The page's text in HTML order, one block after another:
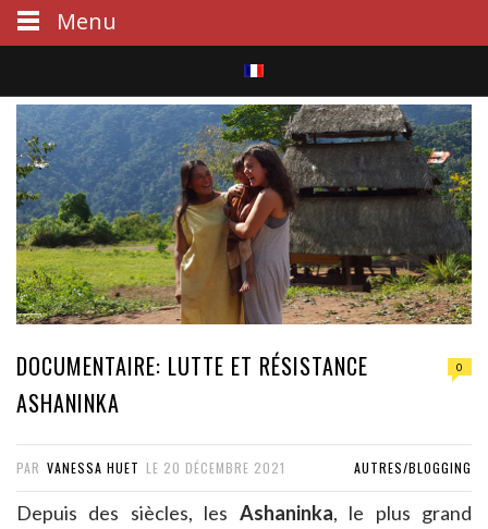
S
e
a
r
c
h
DOCUMENTAIRE: LUTTE ET RÉSISTANCE
ASHANINKA
0
PAR VANESSA HUET LE 20 DÉCEMBRE 2021 AUTRES/BLOGGING
Depuis des siècles, les Ashaninka, le plus grand
Menu